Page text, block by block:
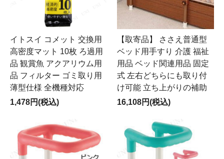
イトスイ コメット 交換用
高密度マット 10枚 ろ過用
品 観賞魚 アクアリウム用
品 フィルター ゴミ取り用
薄型仕様 全機種対応
1,478円(税込)
【取寄品】 ささえ普通型
ベッド用手すり 介護 福祉
用品 ベッド関連用品 固定
式 左右どちらにも取り付
け可能 立ち上がりの補助
16,108円(税込)